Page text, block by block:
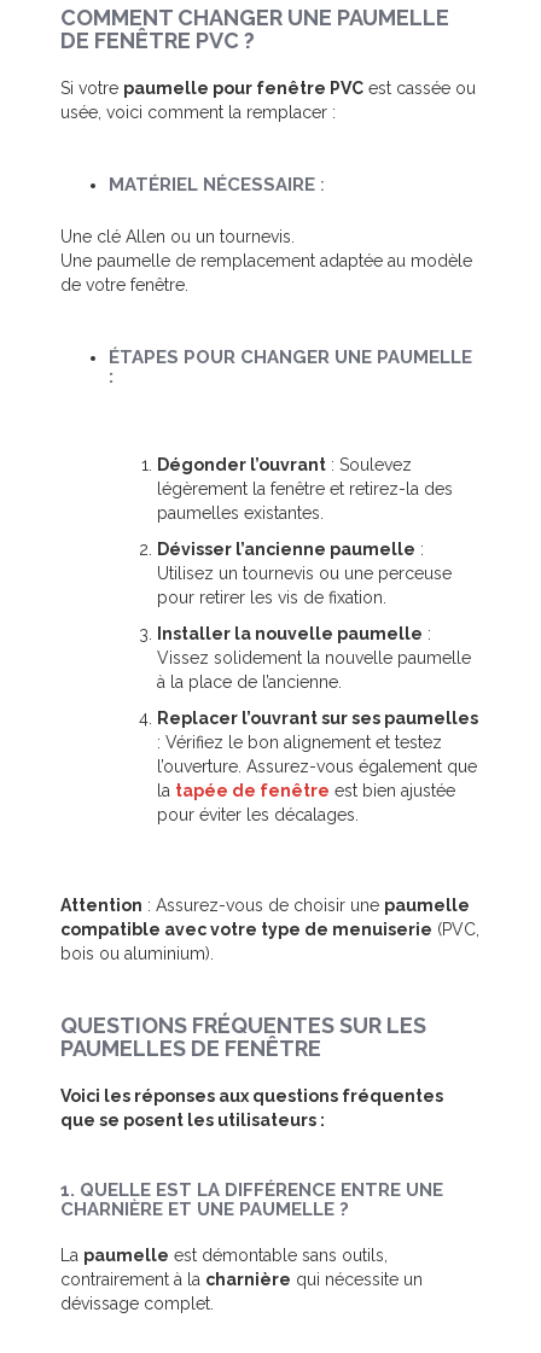
COMMENT CHANGER UNE PAUMELLE
DE FENÊTRE PVC ?
Si votre paumelle pour fenêtre PVC est cassée ou
usée, voici comment la remplacer :
MATÉRIEL NÉCESSAIRE :
Une clé Allen ou un tournevis.
Une paumelle de remplacement adaptée au modèle
de votre fenêtre.
ÉTAPES POUR CHANGER UNE PAUMELLE
:
Dégonder l’ouvrant : Soulevez
légèrement la fenêtre et retirez-la des
paumelles existantes.
Dévisser l’ancienne paumelle :
Utilisez un tournevis ou une perceuse
pour retirer les vis de fixation.
Installer la nouvelle paumelle :
Vissez solidement la nouvelle paumelle
à la place de l’ancienne.
Replacer l’ouvrant sur ses paumelles
: Vérifiez le bon alignement et testez
l’ouverture. Assurez-vous également que
la tapée de fenêtre est bien ajustée
pour éviter les décalages.
Attention : Assurez-vous de choisir une paumelle
compatible avec votre type de menuiserie (PVC,
bois ou aluminium).
QUESTIONS FRÉQUENTES SUR LES
PAUMELLES DE FENÊTRE
Voici les réponses aux questions fréquentes
que se posent les utilisateurs :
1. QUELLE EST LA DIFFÉRENCE ENTRE UNE
CHARNIÈRE ET UNE PAUMELLE ?
La paumelle est démontable sans outils,
contrairement à la charnière qui nécessite un
dévissage complet.